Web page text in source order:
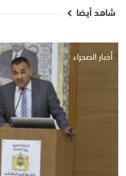
شاهد أيضا
أخبار الصحراء